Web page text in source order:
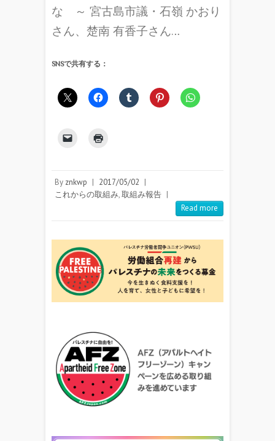
な ～ 宮古島市議・石嶺 かおり
さん、楚南 有香子さん…
SNSで共有する：
By znkwp | 2017/05/02 |
これからの取組み,取組み報告 |
Read more